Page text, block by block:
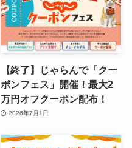
【終了】じゃらんで「クー
ポンフェス」開催！最大2
万円オフクーポン配布！
2026年7月1日